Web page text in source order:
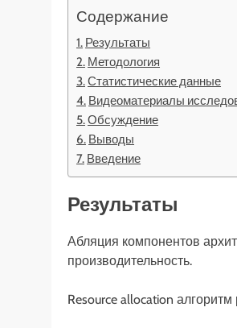
Содержание
Результаты
Методология
Статистические данные
Видеоматериалы
Обсуждение
Выводы
Введение
Результаты
Абляция компонентов
производительность.
Resource allocation